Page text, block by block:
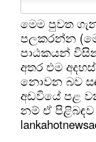
මෙම පුවත
පලකරන්න
පාඨකයන්
අතර එම
නොවන බව
අඩවියේ පළ
නම් ඒ පිළිබඳව